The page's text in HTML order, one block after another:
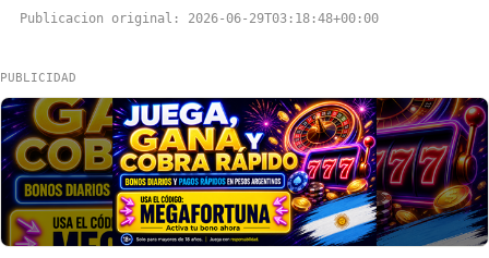
Publicacion original: 2026-06-29T03:18:48+00:00
PUBLICIDAD